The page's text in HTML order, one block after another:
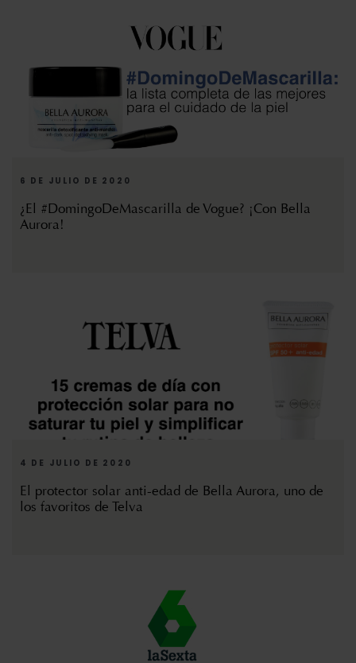
6 DE JULIO DE 2020
¿El #DomingoDeMascarilla de Vogue? ¡Con Bella
Aurora!
4 DE JULIO DE 2020
El protector solar anti-edad de Bella Aurora, uno de
los favoritos de Telva